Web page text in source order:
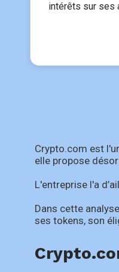
intérêts sur ses
Crypto.com est
elle propose
L'entreprise l'a
Dans cette
ses tokens, son